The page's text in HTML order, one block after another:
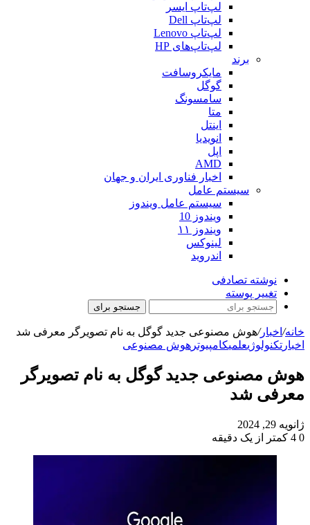
لپ‌تاپ ایسر
لپ‌تاپ Dell
لپ‌تاپ Lenovo
لپ‌تاپ‌های HP
برند
مایکروسافت
گوگل
سامسونگ
متا
اینتل
انویدیا
اپل
AMD
اخبار فناوری ایران و جهان
سیستم عامل
سیستم عامل ویندوز
ویندوز 10
ویندوز ۱۱
لینوکس
اندروید
نوشته تصادفی
تغییر پوسته
جستجو برای
خانه/ اخبار/هوش مصنوعی جدید گوگل به نام تصویرگر معرفی شد
اخبار تکنولوژیعلمیکامپیوتر هوش مصنوعی
هوش مصنوعی جدید گوگل به نام تصویرگر
معرفی شد
ژانویه 29, 2024
0
کمتر از یک دقیقه